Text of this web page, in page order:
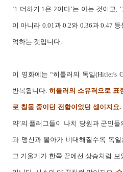
‘1 더하기 1은 2이다’는 아는 것이고,
이 아니라 0.01과 0.2와 0.36과 0.47
억하는 것입니다.
이 영화에는 “히틀러의 독일(Hitler's
반복됩니다.히틀러의 소유격으로 표
로 침몰 중이던 전함이었던 셈이지요.
약’의 플러그들이 나치 당원과 군인
과 맹신과 몰아가 비대해질수록 독
그 기울기가 한쪽 끝에선 상승처럼